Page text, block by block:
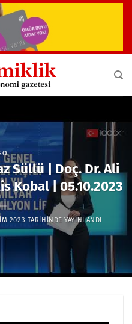
Süllü | Doç. Dr. Ali
Kobal | 05.10.2023
2023 TARIHINDE YAYINLANDI